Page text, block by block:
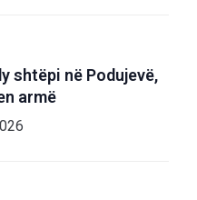
shtëpi në Podujevë,
armë